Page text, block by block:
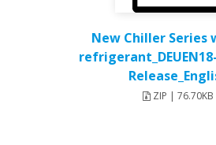
New Chiller Series
ZIP | 76.70KB